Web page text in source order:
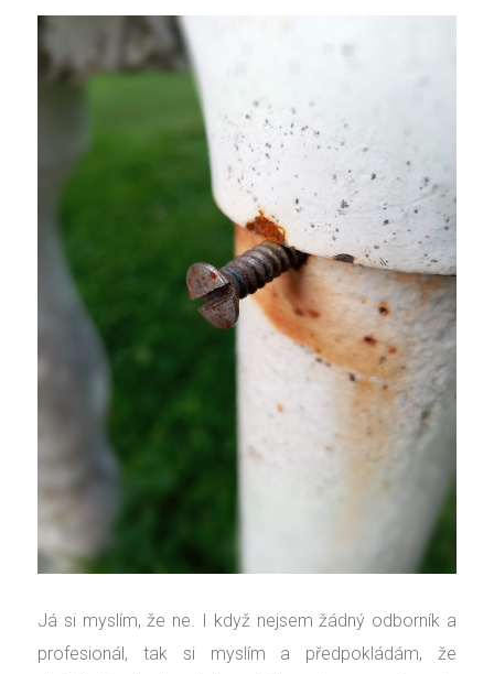
Já si myslím, že ne. I když nejsem žádný odborník a
profesionál, tak si myslím a předpokládám, že